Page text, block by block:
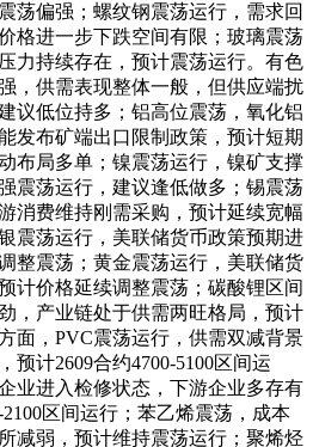
荡偏强；螺纹钢震荡运行，需求回
格进一步下跌空间有限；玻璃震荡
力持续存在，预计震荡运行。有色
，供需表现整体一般，但供应端扰
议低位持多；铝高位震荡，氧化铝
发布矿端出口限制政策，预计短期
布局多单；镍震荡运行，镍矿支撑
震荡运行，建议逢低做多；锡震荡
消费维持刚需采购，预计延续宽幅
震荡运行，美联储货币政策预期进
整震荡；黄金震荡运行，美联储货
计价格延续调整震荡；碳酸锂区间
，产业链处于供需两旺格局，预计
面，PVC震荡运行，供需双减背景
预计2609合约4700-5100区间运
业进入检修状态，下游企业多存有
区间运行；苯乙烯震荡，成本
减弱，预计维持震荡运行；聚烯烃